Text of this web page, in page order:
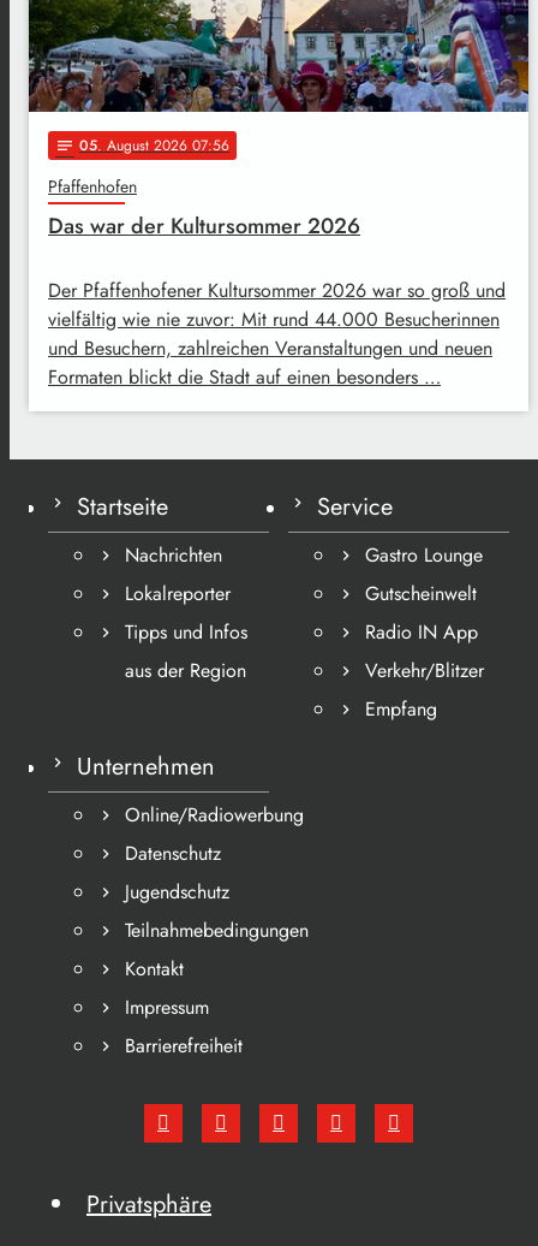
notes 05. August 2026 07:56
Pfaffenhofen
Das war der Kultursommer 2026
Der Pfaffenhofener Kultursommer 2026 war so groß und
vielfältig wie nie zuvor: Mit rund 44.000 Besucherinnen
und Besuchern, zahlreichen Veranstaltungen und neuen
Formaten blickt die Stadt auf einen besonders …
Startseite
Nachrichten
Lokalreporter
Tipps und Infos
aus der Region
Service
Gastro Lounge
Gutscheinwelt
Radio IN App
Verkehr/Blitzer
Empfang
Unternehmen
Online/Radiowerbung
Datenschutz
Jugendschutz
Teilnahmebedingungen
Kontakt
Impressum
Barrierefreiheit
Privatsphäre